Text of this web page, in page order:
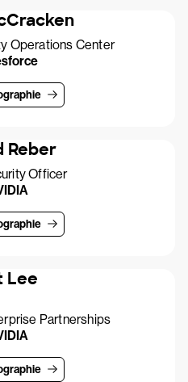
Operations Center
Reber
Officer
Lee
Partnerships